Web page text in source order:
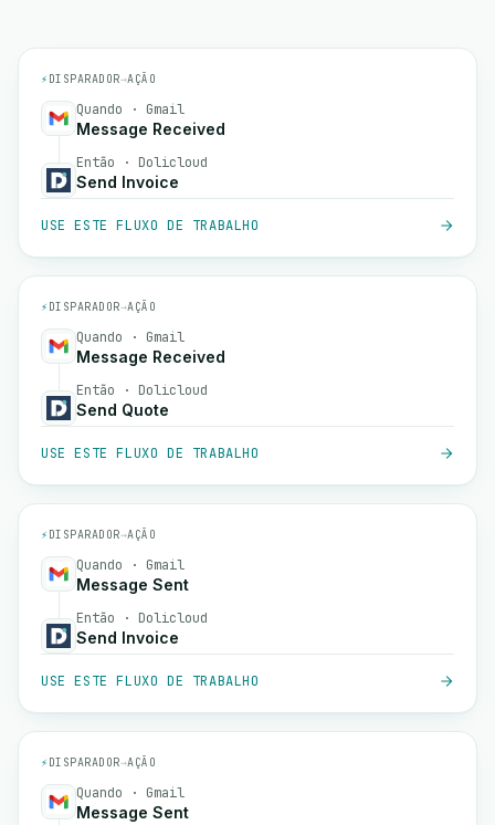
⚡ DISPARADOR→AÇÃO
Quando · Gmail
Message Received
Então · Dolicloud
Send Invoice
USE ESTE FLUXO DE TRABALHO
⚡ DISPARADOR→AÇÃO
Quando · Gmail
Message Received
Então · Dolicloud
Send Quote
USE ESTE FLUXO DE TRABALHO
⚡ DISPARADOR→AÇÃO
Quando · Gmail
Message Sent
Então · Dolicloud
Send Invoice
USE ESTE FLUXO DE TRABALHO
⚡ DISPARADOR→AÇÃO
Quando · Gmail
Message Sent